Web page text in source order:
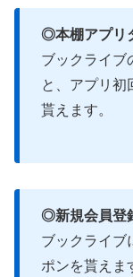
◎本棚アプリ
ブックライブ
と、アプリ初
貰えます。
◎新規会員登
ブックライブ
ポンを貰えま